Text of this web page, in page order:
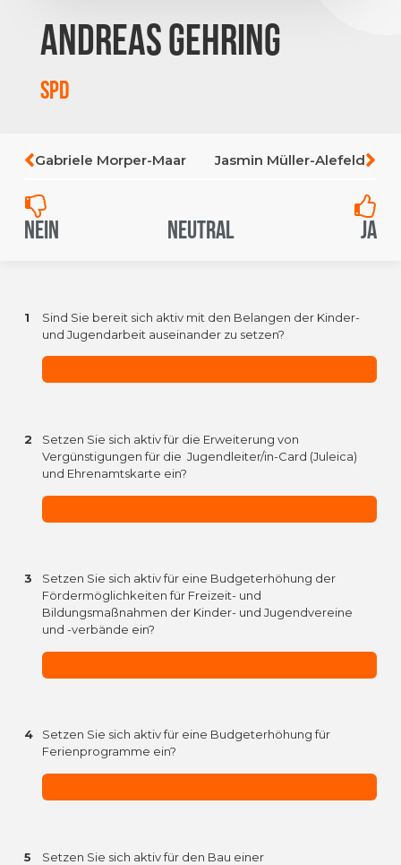
Andreas Gehring
SPD
Gabriele Morper-Maar Jasmin Müller-Alefeld
Nein Neutral Ja
1
Sind Sie bereit sich aktiv mit den Belangen der Kinder-
und Jugendarbeit auseinander zu setzen?
2
Setzen Sie sich aktiv für die Erweiterung von
Vergünstigungen für die Jugendleiter/in-Card (Juleica)
und Ehrenamtskarte ein?
3
Setzen Sie sich aktiv für eine Budgeterhöhung der
Fördermöglichkeiten für Freizeit- und
Bildungsmaßnahmen der Kinder- und Jugendvereine
und -verbände ein?
4
Setzen Sie sich aktiv für eine Budgeterhöhung für
Ferienprogramme ein?
5
Setzen Sie sich aktiv für den Bau einer